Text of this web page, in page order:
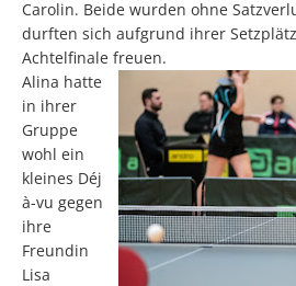
Carolin. Beide wurden ohne
durften sich aufgrund ihrer
Achtelfinale freuen.
Alina hatte
in ihrer
Gruppe
wohl ein
kleines Déj
à-vu gegen
ihre
Freundin
Lisa